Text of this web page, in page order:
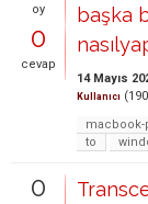
oy
0
cevap
başka
14 Mayıs
Kullanıcı (190
macbook-
to
0